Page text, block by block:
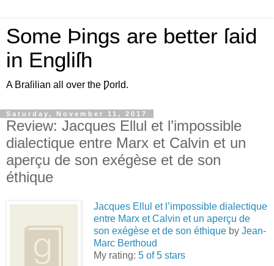
Some Þings are better ſaid
in Engliſh
A Braſilian all over the Ƿorld.
Saturday, November 11, 2017
Review: Jacques Ellul et l’impossible
dialectique entre Marx et Calvin et un
aperçu de son exégèse et de son
éthique
Jacques Ellul et l’impossible dialectique
entre Marx et Calvin et un aperçu de
son exégèse et de son éthique by Jean-
Marc Berthoud
My rating: 5 of 5 stars